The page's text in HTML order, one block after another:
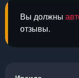
Вы должны
отзывы.